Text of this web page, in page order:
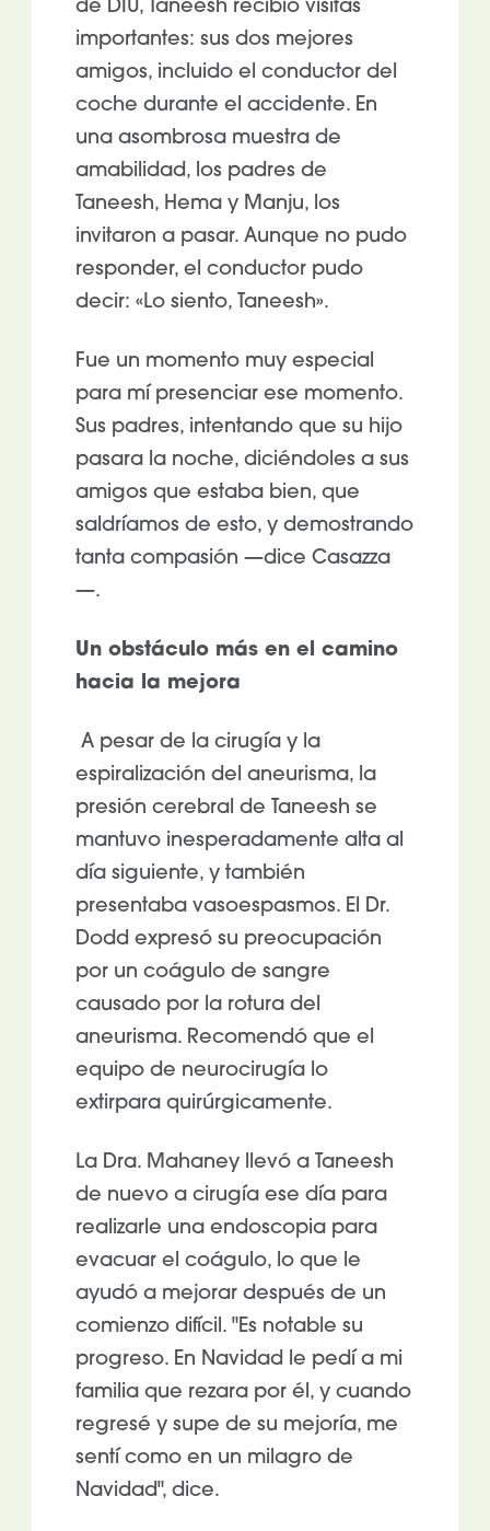
de DIU, Taneesh recibió visitas
importantes: sus dos mejores
amigos, incluido el conductor del
coche durante el accidente. En
una asombrosa muestra de
amabilidad, los padres de
Taneesh, Hema y Manju, los
invitaron a pasar. Aunque no pudo
responder, el conductor pudo
decir: «Lo siento, Taneesh».
Fue un momento muy especial
para mí presenciar ese momento.
Sus padres, intentando que su hijo
pasara la noche, diciéndoles a sus
amigos que estaba bien, que
saldríamos de esto, y demostrando
tanta compasión —dice Casazza
—.
Un obstáculo más en el camino
hacia la mejora
A pesar de la cirugía y la
espiralización del aneurisma, la
presión cerebral de Taneesh se
mantuvo inesperadamente alta al
día siguiente, y también
presentaba vasoespasmos. El Dr.
Dodd expresó su preocupación
por un coágulo de sangre
causado por la rotura del
aneurisma. Recomendó que el
equipo de neurocirugía lo
extirpara quirúrgicamente.
La Dra. Mahaney llevó a Taneesh
de nuevo a cirugía ese día para
realizarle una endoscopia para
evacuar el coágulo, lo que le
ayudó a mejorar después de un
comienzo difícil. "Es notable su
progreso. En Navidad le pedí a mi
familia que rezara por él, y cuando
regresé y supe de su mejoría, me
sentí como en un milagro de
Navidad", dice.